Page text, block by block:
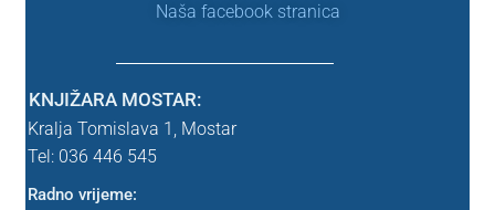
Treći razred
Lektira SŠK
Uvjeti poslovanja
Naša facebook stranica
KNJIŽARA MOSTAR:
Kralja Tomislava 1, Mostar
Tel: 036 446 545
Radno vrijeme: